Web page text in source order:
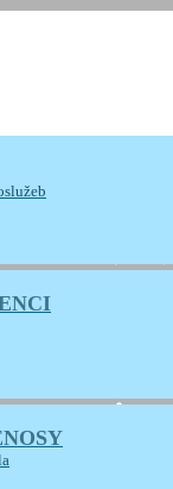
o
14-17.30
Marie
nad